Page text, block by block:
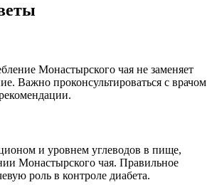
Монастырского чая не заменяет
Важно проконсультироваться с врачом
и уровнем углеводов в пище,
Монастырского чая. Правильное
роль в контроле диабета.